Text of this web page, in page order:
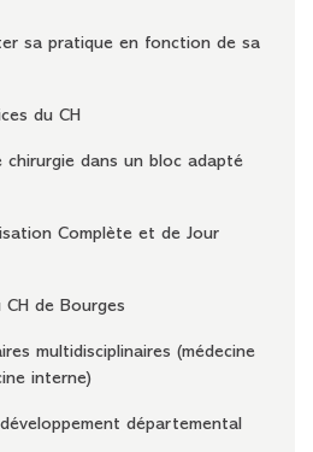
sa pratique en fonction de sa
du CH
dans un bloc adapté
Complète et de Jour
CH de Bourges
multidisciplinaires (médecine
interne)
départemental